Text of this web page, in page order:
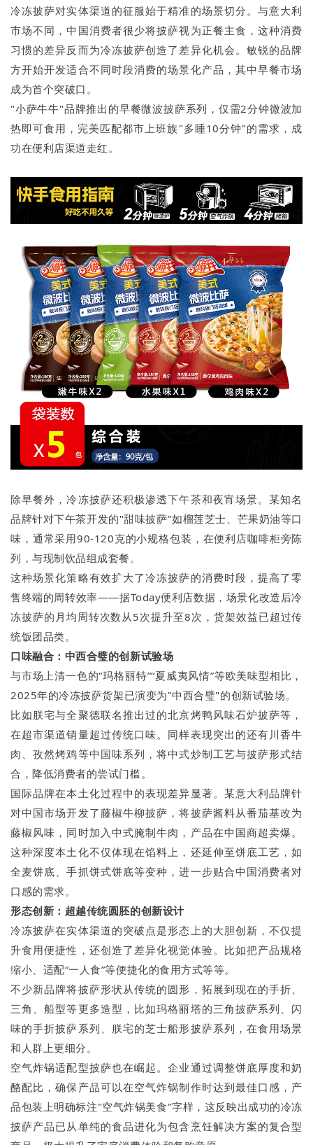
冷冻披萨对实体渠道的征服始于精准的场景切分。与意大利
市场不同，中国消费者很少将披萨视为正餐主食，这种消费
习惯的差异反而为冷冻披萨创造了差异化机会。敏锐的品牌
方开始开发适合不同时段消费的场景化产品，其中早餐市场
成为首个突破口。
"小萨牛牛"品牌推出的早餐微波披萨系列，仅需2分钟微波加
热即可食用，完美匹配都市上班族"多睡10分钟"的需求，成
功在便利店渠道走红。
除早餐外，冷冻披萨还积极渗透下午茶和夜宵场景。某知名
品牌针对下午茶开发的"甜味披萨"如榴莲芝士、芒果奶油等口
味，通常采用90-120克的小规格包装，在便利店咖啡柜旁陈
列，与现制饮品组成套餐。
这种场景化策略有效扩大了冷冻披萨的消费时段，提高了零
售终端的周转效率——据Today便利店数据，场景化改造后冷
冻披萨的月均周转次数从5次提升至8次，货架效益已超过传
统饭团品类。
口味融合：中西合璧的创新试验场
与市场上清一色的“玛格丽特”“夏威夷风情”等欧美味型相比，
2025年的冷冻披萨货架已演变为"中西合璧"的创新试验场。
比如朕宅与全聚德联名推出过的北京烤鸭风味石炉披萨等，
在超市渠道销量超过传统口味。同样表现突出的还有川香牛
肉、孜然烤鸡等中国味系列，将中式炒制工艺与披萨形式结
合，降低消费者的尝试门槛。
国际品牌在本土化过程中的表现差异显著。某意大利品牌针
对中国市场开发了藤椒牛柳披萨，将披萨酱料从番茄基改为
藤椒风味，同时加入中式腌制牛肉，产品在中国商超卖爆。
这种深度本土化不仅体现在馅料上，还延伸至饼底工艺，如
全麦饼底、手抓饼式饼底等变种，进一步贴合中国消费者对
口感的需求。
形态创新：超越传统圆胚的创新设计
冷冻披萨在实体渠道的突破点是形态上的大胆创新，不仅提
升食用便捷性，还创造了差异化视觉体验。比如把产品规格
缩小、适配“一人食”等便捷化的食用方式等等。
不少新品牌将披萨形状从传统的圆形，拓展到现在的手折、
三角、船型等更多造型，比如玛格丽塔的三角披萨系列、闪
味的手折披萨系列、朕宅的芝士船形披萨系列，在食用场景
和人群上更细分。
空气炸锅适配型披萨也在崛起。企业通过调整饼底厚度和奶
酪配比，确保产品可以在空气炸锅制作时达到最佳口感，产
品包装上明确标注"空气炸锅美食"字样，这反映出成功的冷冻
披萨产品已从单纯的食品进化为包含烹饪解决方案的复合型